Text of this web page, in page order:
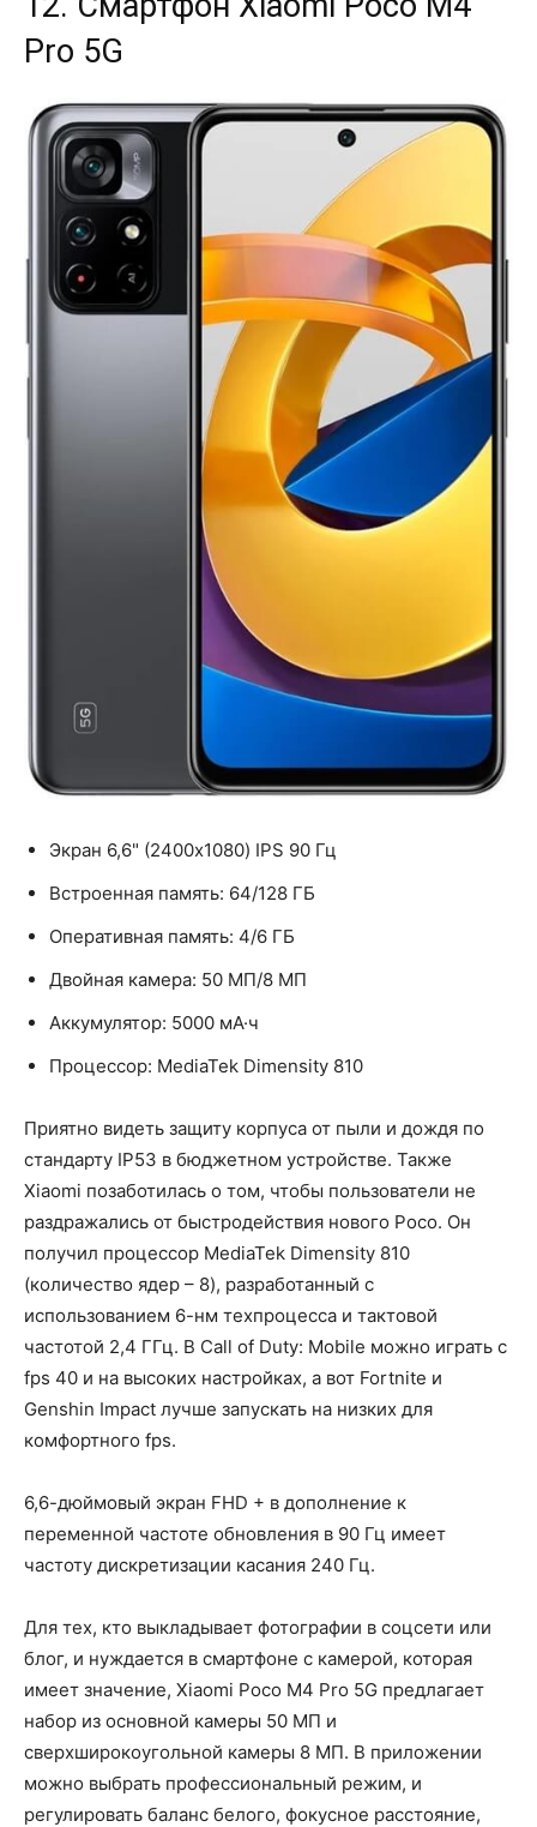
Pro 5G
Экран 6,6" (2400x1080) IPS 90 Гц
Встроенная память: 64/128 ГБ
Оперативная память: 4/6 ГБ
Двойная камера: 50 МП/8 МП
Аккумулятор: 5000 мА·ч
Процессор: MediaTek Dimensity 810
Приятно видеть защиту корпуса от пыли и дождя по
стандарту IP53 в бюджетном устройстве. Также
Xiaomi позаботилась о том, чтобы пользователи не
раздражались от быстродействия нового Poco. Он
получил процессор MediaTek Dimensity 810
(количество ядер – 8), разработанный с
использованием 6-нм техпроцесса и тактовой
частотой 2,4 ГГц. В Call of Duty: Mobile можно играть с
fps 40 и на высоких настройках, а вот Fortnite и
Genshin Impact лучше запускать на низких для
комфортного fps.
6,6-дюймовый экран FHD + в дополнение к
переменной частоте обновления в 90 Гц имеет
частоту дискретизации касания 240 Гц.
Для тех, кто выкладывает фотографии в соцсети или
блог, и нуждается в смартфоне с камерой, которая
имеет значение, Xiaomi Poco M4 Pro 5G предлагает
набор из основной камеры 50 МП и
сверхширокоугольной камеры 8 МП. В приложении
можно выбрать профессиональный режим, и
регулировать баланс белого, фокусное расстояние,